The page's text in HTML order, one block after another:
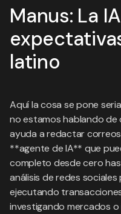
Manus: La
latino
Aquí la cosa se pone
no estamos hablando
ayuda a redactar
**agente de IA** que
completo desde cero
análisis de redes
ejecutando
investigando mercados